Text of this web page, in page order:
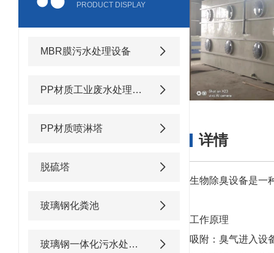
PRODUCT DISPLAY
MBR膜污水处理设备
PP材质工业废水处理设备
PP材质喷淋塔
脱硫塔
玻璃钢化粪池
玻璃钢一体化污水处理设备
详情
生物除臭设备是一
工作原理
吸附：臭气进入设